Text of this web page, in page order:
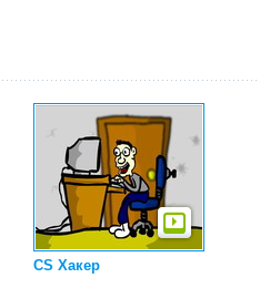
CS Хакер